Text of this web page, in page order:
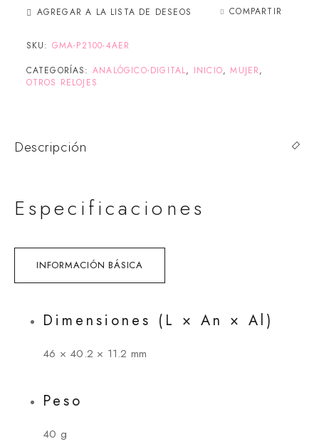
AGREGAR A LA LISTA DE DESEOS COMPARTIR
SKU: GMA-P2100-4AER
CATEGORÍAS: ANALÓGICO-DIGITAL, INICIO,MUJER,
OTROS RELOJES
Descripción
Especificaciones
INFORMACIÓN BÁSICA
Dimensiones (L × An × Al)
46 × 40.2 × 11.2 mm
Peso
40 g